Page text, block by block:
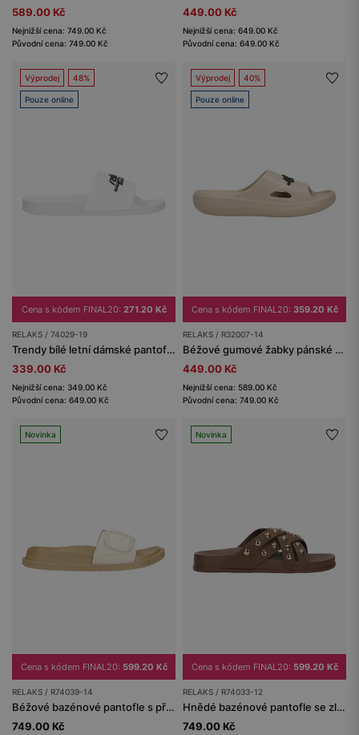
589.00 Kč
Nejnižší cena: 749.00 Kč
Původní cena: 749.00 Kč
449.00 Kč
Nejnižší cena: 649.00 Kč
Původní cena: 649.00 Kč
Výprodej 48%
Pouze online
Cena s kódem FINAL20: 271.20 Kč
RELAKS / 74029-19
Trendy bílé letní dámské pantofle s černým nápisem
339.00 Kč
Nejnižší cena: 349.00 Kč
Původní cena: 649.00 Kč
Výprodej 40%
Pouze online
Cena s kódem FINAL20: 359.20 Kč
RELAKS / R32007-14
Béžové gumové žabky pánské RELAKS s černým logem
449.00 Kč
Nejnižší cena: 589.00 Kč
Původní cena: 749.00 Kč
Novinka
Cena s kódem FINAL20: 599.20 Kč
RELAKS / R74039-14
Béžové bazénové pantofle s přezkou RELAKS
749.00 Kč
Novinka
Cena s kódem FINAL20: 599.20 Kč
RELAKS / R74033-12
Hnědé bazénové pantofle se zlatými nýty RELAKS
749.00 Kč